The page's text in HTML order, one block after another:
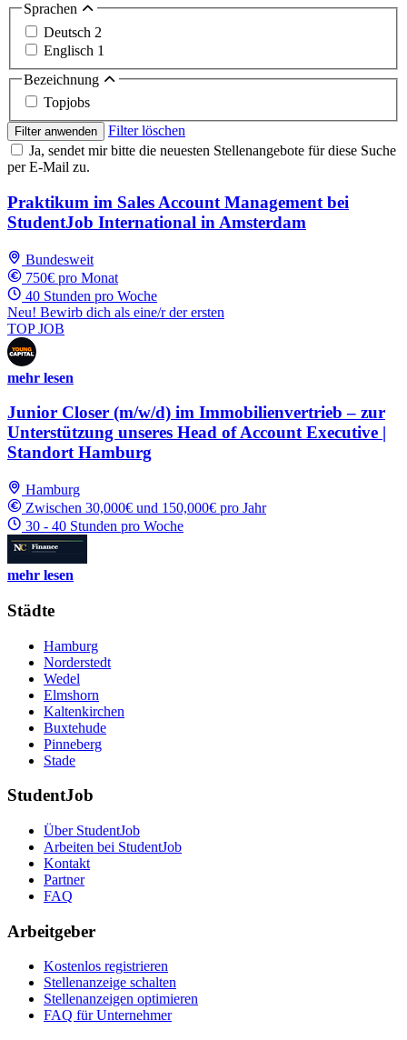
Sprachen
Deutsch 2
Englisch 1
Bezeichnung
Topjobs
Filter anwenden
Filter löschen
Ja, sendet mir bitte die neuesten Stellenangebote für diese Suche
per E-Mail zu.
Praktikum im Sales Account Management bei
StudentJob International in Amsterdam
Bundesweit
750€ pro Monat
40 Stunden pro Woche
Neu! Bewirb dich als eine/r der ersten
TOP JOB
mehr lesen
Junior Closer (m/w/d) im Immobilienvertrieb – zur
Unterstützung unseres Head of Account Executive |
Standort Hamburg
Hamburg
Zwischen 30,000€ und 150,000€ pro Jahr
30 - 40 Stunden pro Woche
mehr lesen
Städte
Hamburg
Norderstedt
Wedel
Elmshorn
Kaltenkirchen
Buxtehude
Pinneberg
Stade
StudentJob
Über StudentJob
Arbeiten bei StudentJob
Kontakt
Partner
FAQ
Arbeitgeber
Kostenlos registrieren
Stellenanzeige schalten
Stellenanzeigen optimieren
FAQ für Unternehmer